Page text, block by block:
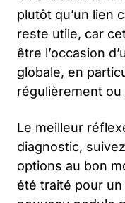
plutôt qu’un lien
reste utile, car
être l’occasion
globale, en
régulièrement
Le meilleur
diagnostic,
options au bon
été traité pour